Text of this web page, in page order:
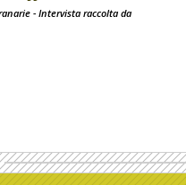
- Intervista raccolta da